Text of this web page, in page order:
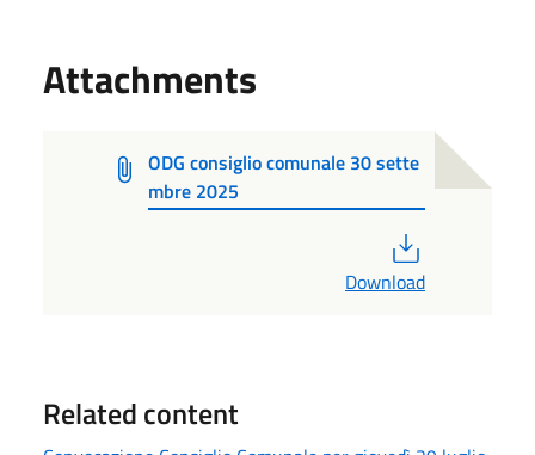
Attachments
ODG consiglio comunale 30 sette
mbre 2025
Download
Related content